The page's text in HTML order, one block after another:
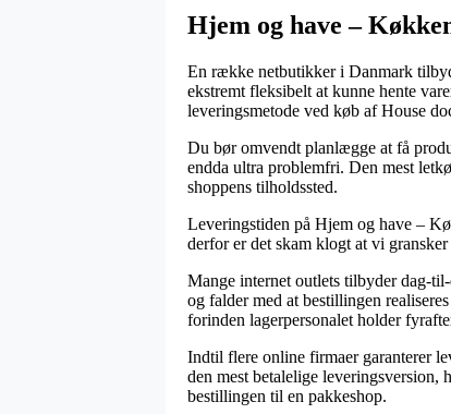
Hjem og have –
En række netbutikker i Danmark
ekstremt fleksibelt at kunne hente
leveringsmetode ved køb af House
Du bør omvendt planlægge at få
endda ultra problemfri. Den mest
shoppens tilholdssted.
Leveringstiden på Hjem og have –
derfor er det skam klogt at vi
Mange internet outlets tilbyder dag-
og falder med at bestillingen
forinden lagerpersonalet holder
Indtil flere online firmaer garanterer
den mest betalelige
bestillingen til en pakkeshop.